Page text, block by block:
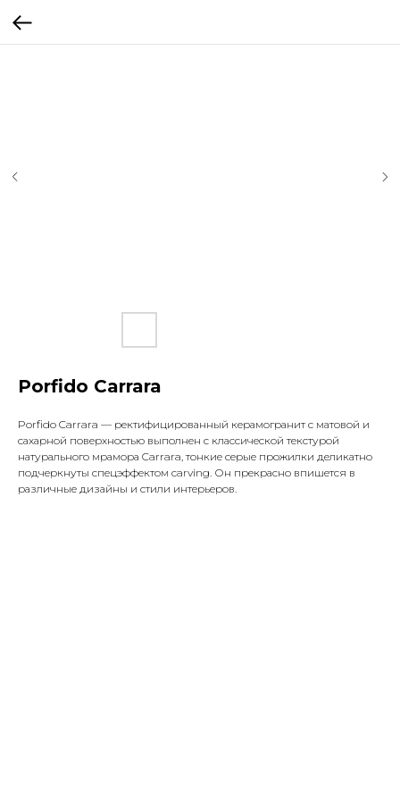
Porfido Carrara
Porfido Carrara — ректифицированный керамогранит с матовой и
сахарной поверхностью выполнен с классической текстурой
натурального мрамора Carrara, тонкие серые прожилки деликатно
подчеркнуты спецэффектом carving. Он прекрасно впишется в
различные дизайны и стили интерьеров.